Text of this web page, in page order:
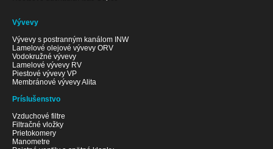
Vývevy
Vývevy s postranným kanálom INW
Lamelové olejové vývevy ORV
Vodokružné vývevy
Lamelové vývevy RV
Piestové vývevy VP
Membránové vývevy Alita
Príslušenstvo
Vzduchové filtre
Filtračné vložky
Prietokomery
Manometre